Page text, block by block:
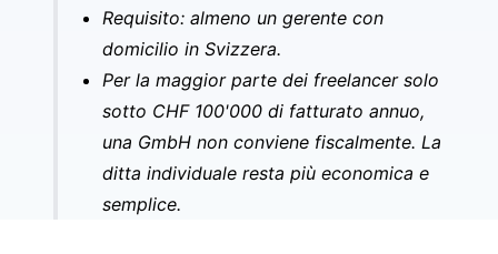
Requisito: almeno un gerente con
domicilio in Svizzera.
Per la maggior parte dei freelancer solo
sotto CHF 100'000 di fatturato annuo,
una GmbH non conviene fiscalmente. La
ditta individuale resta più economica e
semplice.